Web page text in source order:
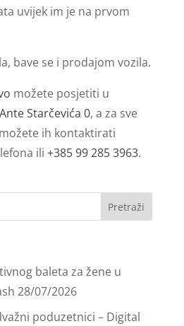
uvijek im je na prvom
bave se i prodajom vozila.
možete posjetiti u
Ante Starčevića 0, a za sve
ih kontaktirati
ili +385 99 285 3963.
baleta za žene u
28/07/2026
poduzetnici – Digital